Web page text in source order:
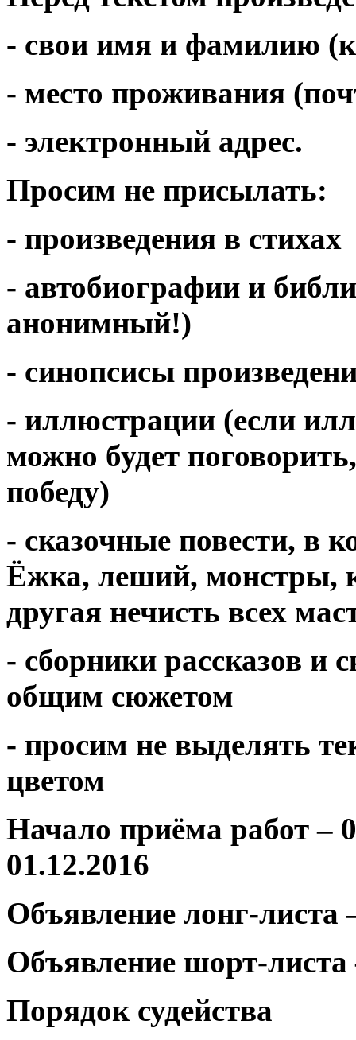
- свои имя и фамилию
- место проживания
- электронный адрес.
Просим не присылать:
- произведения в стихах
- автобиографии и
анонимный!)
- синопсисы
- иллюстрации (если
можно будет
победу)
- сказочные повести, в
Ёжка, леший, монстры,
другая нечисть всех
- сборники рассказов и
общим сюжетом
- просим не выделять
цветом
Начало приёма работ –
01.12.2016
Объявление лонг-листа
Объявление шорт-листа
Порядок судейства